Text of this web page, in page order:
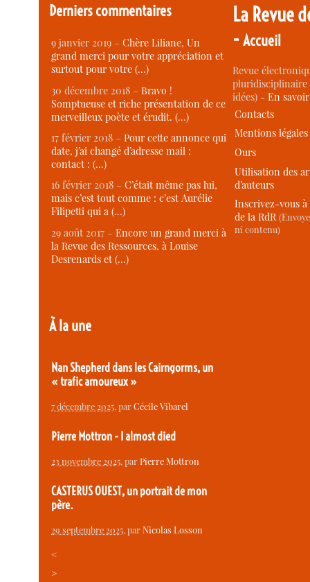
Derniers commentaires
9 janvier 2019 –Chère Liliane, Un
grand merci pour votre appréciation et
surtout pour votre (…)
30 décembre 2018 –Bravo !
Somptueuse et riche présentation de ce
merveilleux poète et érudit. (…)
17 février 2018 –Pour cette annonce qui
date, j’ai changé d’adresse mail :
contact : (…)
16 février 2018 –C’était même pas lui,
mais c’est tout comme : c’est Aurélie
Filipetti qui a (…)
29 août 2017 –Encore un grand merci à
la Revue des Ressources, à Louise
Desrenards et (…)
À la une
Nan Shepherd dans les Cairngorms, un
« trafic amoureux »
7 décembre 2025, parCécile Vibarel
Pierre Mottron - I almost died
23 novembre 2025, parPierre Mottron
CASTERUS OUEST, un portrait de mon
père.
29 septembre 2025, parNicolas Losson
<
>
La Revue
-Accueil
Revue
idées) -En
Contacts
Mentions légales
Ours
Utilisation des
d’auteurs
Inscrivez-vous
de la RdR
ni contenu)